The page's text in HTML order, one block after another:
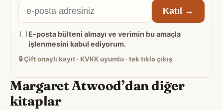
E-
posta
adresiniz
Katıl →
E-posta bülteni almayı ve verimin bu amaçla
işlenmesini kabul ediyorum.
🔒Çift onaylı kayıt · KVKK uyumlu · tek tıkla çıkış
Margaret Atwood’dan diğer
kitaplar